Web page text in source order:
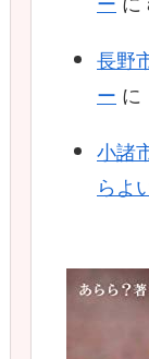
長野
ー に
小諸
らよ